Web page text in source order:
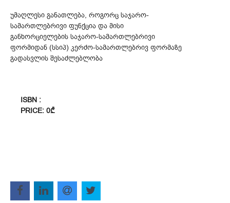
უმაღლესი განათლება, როგორც საჯარო-
სამართლებრივი ფუნქცია და მისი
განხორციელების საჯარო-სამართლებრივი
ფორმიდან (სსიპ) კერძო-სამართლებრივ ფორმაზე
გადასვლის შესაძლებლობა
ISBN :
PRICE: 0₾